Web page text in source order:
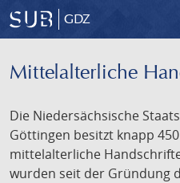
GDZ
Mittelalterliche
Die Niedersächsische
Göttingen besitzt knapp
mittelalterliche
wurden seit der Gründung